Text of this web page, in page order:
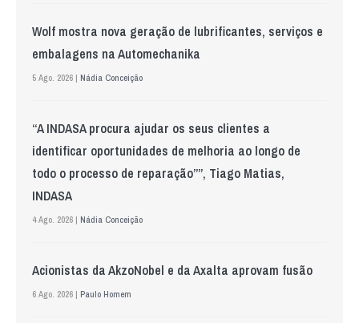
Wolf mostra nova geração de lubrificantes, serviços e
embalagens na Automechanika
5 Ago. 2026 | Nádia Conceição
“A INDASA procura ajudar os seus clientes a
identificar oportunidades de melhoria ao longo de
todo o processo de reparação””, Tiago Matias,
INDASA
4 Ago. 2026 | Nádia Conceição
Acionistas da AkzoNobel e da Axalta aprovam fusão
6 Ago. 2026 | Paulo Homem